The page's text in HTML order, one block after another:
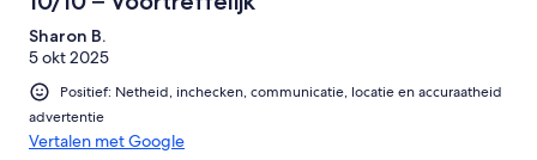
Sharon B.
5 okt 2025
Positief: Netheid, inchecken, communicatie, locatie en accuraatheid
advertentie
Vertalen met Google